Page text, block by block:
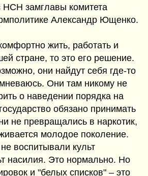
НСН замглавы комитета
Александр Ющенко.
жить, работать и
стране, то это его решение.
они найдут себя где-то
Они там никому не
о наведении порядка на
обязано принимать
не превращались в наркотик,
молодое поколение.
воспитывали культ
насилия. Это нормально. Но
и "белых списков" – это